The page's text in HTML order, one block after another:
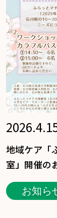
地域ケア「
室」開催の
お知ら